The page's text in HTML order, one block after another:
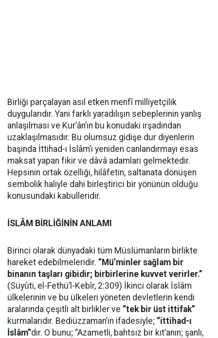
Birliği parçalayan asıl etken menfî milliyetçilik
duygularıdır. Yani farklı yaradılışın sebeplerinin yanlış
anlaşılması ve Kur’ân’ın bu konudaki irşadından
uzaklaşılmasıdır. Bu olumsuz gidişe dur diyenlerin
başında İttihad-ı İslâm’ı yeniden canlandırmayı esas
maksat yapan fikir ve dâvâ adamları gelmektedir.
Hepsinin ortak özelliği, hilâfetin, saltanata dönüşen
sembolik haliyle dahi birleştirici bir yönünün olduğu
konusundaki kabulleridir.
İSLÂM BİRLİĞİNİN ANLAMI
Birinci olarak dünyadaki tüm Müslümanların birlikte
hareket edebilmeleridir. “Mü’minler sağlam bir
binanın taşları gibidir; birbirlerine kuvvet verirler.”
(Süyûti, el-Fethü’l-Kebîr, 2:309) İkinci olarak İslâm
ülkelerinin ve bu ülkeleri yöneten devletlerin kendi
aralarında çeşitli alt birlikler ve “tek bir üst ittifak”
kurmalarıdır. Bediüzzaman’ın ifadesiyle; “ittihad-ı
İslâm”dır. O bunu; “Azametli, bahtsız bir kıt’anın; şanlı,